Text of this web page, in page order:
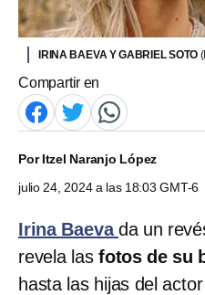
IRINA BAEVA Y GABRIEL SOTO
Compartir en
PorItzel Naranjo López
julio 24, 2024 a las 18:03 GMT-6
Irina Baevada un
revela lasfotos de su
hasta las hijas del